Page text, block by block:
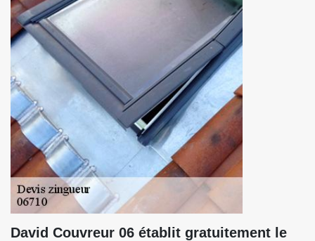
David Couvreur 06 établit gratuitement le